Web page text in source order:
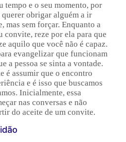
tempo e o seu momento, por
obrigar alguém a ir
mas sem forçar. Enquanto a
convite, reze por ela para que
aquilo que você não é capaz.
evangelizar que funcionam
a pessoa se sinta a vontade.
é assumir que o encontro
e é isso que buscamos
Inicialmente, essa
nas conversas e não
do aceite de um convite.